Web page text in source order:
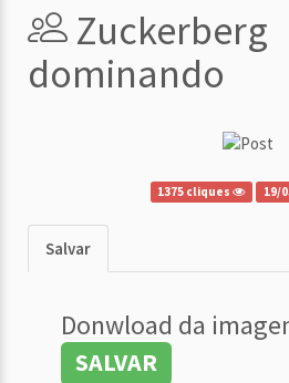
Zuckerberg
dominando
1375 cliques 19/
Salvar
Donwload da
SALVAR